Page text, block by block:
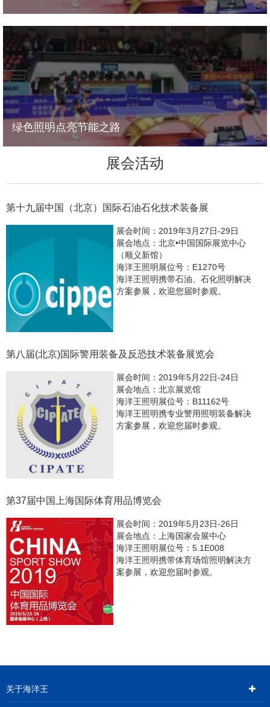
海洋王照明点亮中国乒乓球超级联赛 2018年10月10日，2018-
绿色照明点亮节能之路
海洋王照明点亮中国乒乓球超级联赛 2018年10月10日，2018-
2019年中国乒乓球超级联赛在南昌铁路
展会活动
第十九届中国（北京）国际石油石化技术装备展
展会时间：2019年3月27日-29日
展会地点：北京•中国国际展览中心
（顺义新馆）
海洋王照明展位号：E1270号
海洋王照明携带石油、石化照明解决
方案参展，欢迎您届时参观。
第八届(北京)国际警用装备及反恐技术装备展览会
展会时间：2019年5月22日-24日
展会地点：北京展览馆
海洋王照明展位号：B11162号
海洋王照明携专业警用照明装备解决
方案参展，欢迎您届时参观。
第37届中国上海国际体育用品博览会
展会时间：2019年5月23日-26日
展会地点：上海国家会展中心
海洋王照明展位号：5.1E008
海洋王照明携带体育场馆照明解决方
案参展，欢迎您届时参观。
关于海洋王